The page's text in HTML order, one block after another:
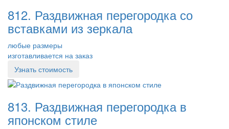
812. Раздвижная перегородка со
вставками из зеркала
любые размеры
изготавливается на заказ
Узнать стоимость
813. Раздвижная перегородка в
японском стиле